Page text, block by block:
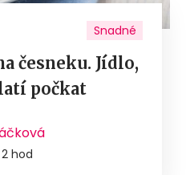
Snadné
česneku. Jídlo,
počkat
hod